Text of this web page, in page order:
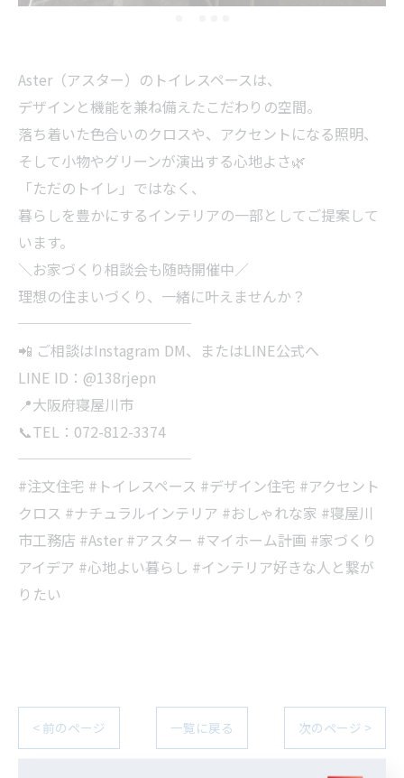
Aster（アスター）のトイレスペースは、
デザインと機能を兼ね備えたこだわりの空間。
落ち着いた色合いのクロスや、アクセントになる照明、
そして小物やグリーンが演出する心地よさ🌿
「ただのトイレ」ではなく、
暮らしを豊かにするインテリアの一部としてご提案して
います。
＼お家づくり相談会も随時開催中／
理想の住まいづくり、一緒に叶えませんか？
────────────
📲 ご相談はInstagram DM、またはLINE公式へ
LINE ID：@138rjepn
📍大阪府寝屋川市
📞TEL：072-812-3374
────────────
#注文住宅 #トイレスペース #デザイン住宅 #アクセント
クロス #ナチュラルインテリア #おしゃれな家 #寝屋川
市工務店 #Aster #アスター #マイホーム計画 #家づくり
アイデア #心地よい暮らし #インテリア好きな人と繋が
りたい
< 前のページ 一覧に戻る 次のページ >